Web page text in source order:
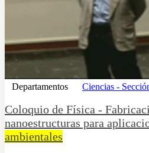
Departamentos Ciencias -
Coloquio de Física -
nanoestructuras para
ambientales